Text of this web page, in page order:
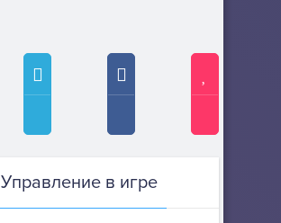
Управление в игре